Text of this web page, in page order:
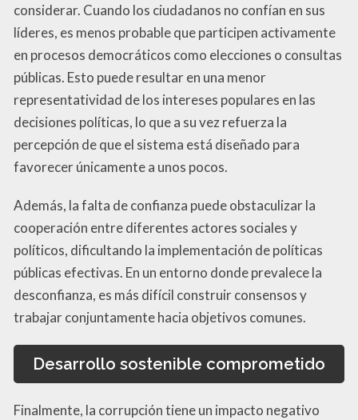
considerar. Cuando los ciudadanos no confían en sus
líderes, es menos probable que participen activamente
en procesos democráticos como elecciones o consultas
públicas. Esto puede resultar en una menor
representatividad de los intereses populares en las
decisiones políticas, lo que a su vez refuerza la
percepción de que el sistema está diseñado para
favorecer únicamente a unos pocos.
Además, la falta de confianza puede obstaculizar la
cooperación entre diferentes actores sociales y
políticos, dificultando la implementación de políticas
públicas efectivas. En un entorno donde prevalece la
desconfianza, es más difícil construir consensos y
trabajar conjuntamente hacia objetivos comunes.
Desarrollo sostenible comprometido
Finalmente, la corrupción tiene un impacto negativo